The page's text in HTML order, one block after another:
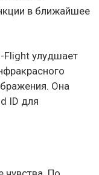
в ближайшее
Flight улудшает
Она
ID для